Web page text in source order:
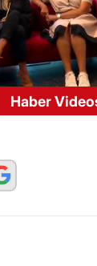
Haber